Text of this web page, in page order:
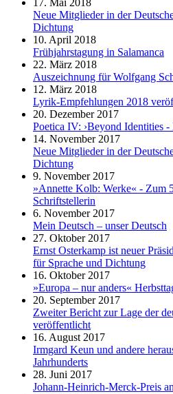
Neue Mitglieder in der
Dichtung
10. April 2018
Frühjahrstagung in Salamanca
22. März 2018
Auszeichnung für Wolfgang
12. März 2018
Lyrik-Empfehlungen 2018
20. Dezember 2017
Poetica IV: ›Beyond Identities
14. November 2017
Neue Mitglieder in der
Dichtung
9. November 2017
»Annette Kolb: Werke« - Zum
Schriftstellerin
6. November 2017
Mein Deutsch – unser Deutsch
27. Oktober 2017
Ernst Osterkamp ist neuer
für Sprache und Dichtung
16. Oktober 2017
»Europa – nur anders«
20. September 2017
Zweiter Bericht zur Lage der
veröffentlicht
16. August 2017
Irmgard Keun und andere
Jahrhunderts
28. Juni 2017
Johann-Heinrich-Merck-Preis